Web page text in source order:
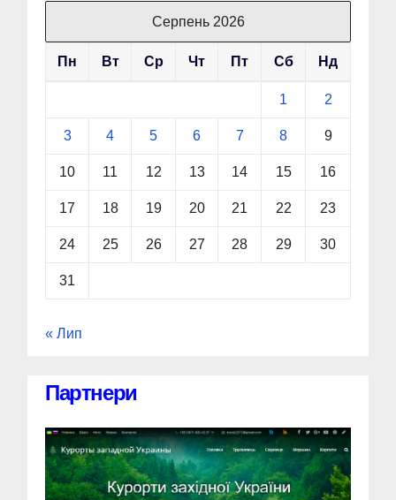
Серпень 2026
Пн Вт Ср Чт Пт Сб Нд
1 2
3 4 5 6 7 8 9
10 11 12 13 14 15 16
17 18 19 20 21 22 23
24 25 26 27 28 29 30
31
« Лип
Партнери